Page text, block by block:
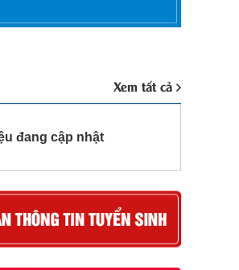
Xem tất cả
đang cập nhật